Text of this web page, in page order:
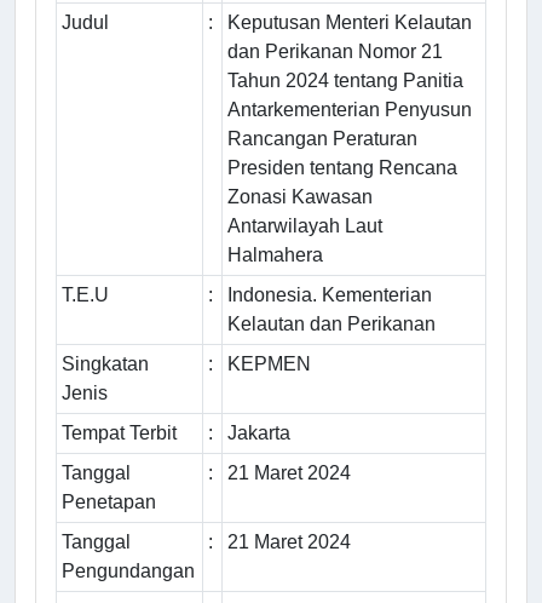
Judul
:
Keputusan Menteri Kelautan
dan Perikanan Nomor 21
Tahun 2024 tentang Panitia
Antarkementerian Penyusun
Rancangan Peraturan
Presiden tentang Rencana
Zonasi Kawasan
Antarwilayah Laut
Halmahera
T.E.U
:
Indonesia. Kementerian
Kelautan dan Perikanan
Singkatan
Jenis
: KEPMEN
Tempat Terbit :
Jakarta
Tanggal
Penetapan
: 21 Maret 2024
Tanggal
Pengundangan
: 21 Maret 2024